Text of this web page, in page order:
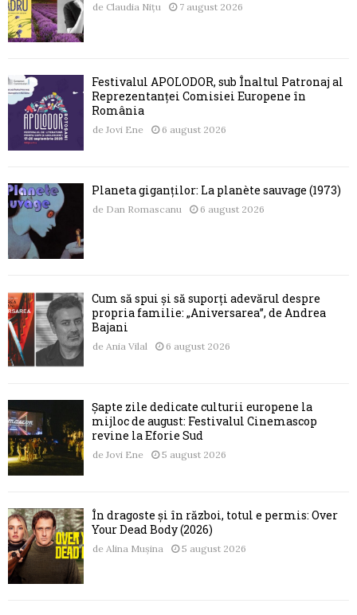
de Claudia Nițu 7 august 2026
Festivalul APOLODOR, sub Înaltul Patronaj al
Reprezentanței Comisiei Europene în
România
de Jovi Ene 6 august 2026
Planeta giganților: La planète sauvage (1973)
de Dan Romascanu 6 august 2026
Cum să spui și să suporți adevărul despre
propria familie: „Aniversarea”, de Andrea
Bajani
de Ania Vilal 6 august 2026
Șapte zile dedicate culturii europene la
mijloc de august: Festivalul Cinemascop
revine la Eforie Sud
de Jovi Ene 5 august 2026
În dragoste și în război, totul e permis: Over
Your Dead Body (2026)
de Alina Mușina 5 august 2026